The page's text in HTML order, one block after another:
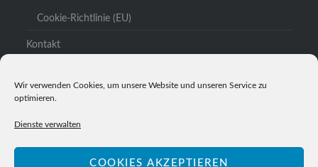
Wir verwenden Cookies, um unsere Website und unseren Service zu
optimieren.
Dienste verwalten
COOKIES AKZEPTIEREN
Cookie-Richtlinie (EU)
Kontakt